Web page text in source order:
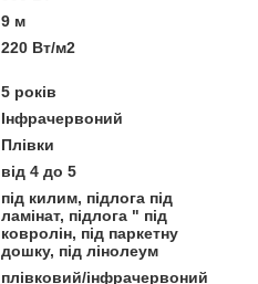
9 м
220 Вт/м2
5 років
Інфрачервоний
Плівки
від 4 до 5
під килим, підлога під
ламінат, підлога " під
ковролін, під паркетну
дошку, під лінолеум
плівковий/інфрачервоний